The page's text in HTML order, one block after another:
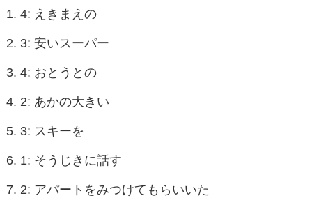
4: えきまえの
3: 安いスーパー
4: おとうとの
2: あかの大きい
3: スキーを
1: そうじきに話す
2: アパートをみつけてもらいいた